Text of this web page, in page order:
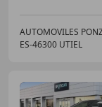
AUTOMOVILES
ES-46300 UTIEL